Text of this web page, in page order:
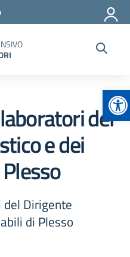
del
e dei
Dirigente
di Plesso